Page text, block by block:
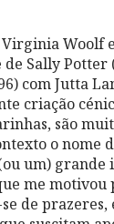
Virginia
Sally
com Jutta
criação
são
o
um)
me motivou
de